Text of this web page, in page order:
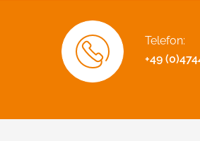
Telefon:
+49